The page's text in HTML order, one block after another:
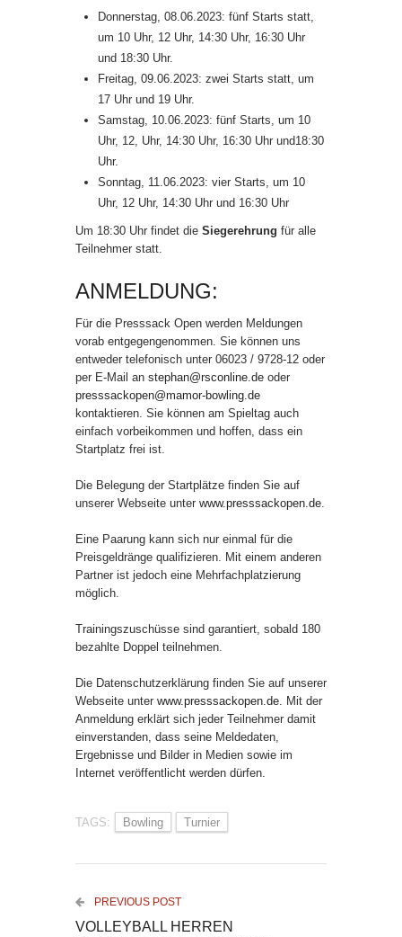
Donnerstag, 08.06.2023: fünf Starts statt,
um 10 Uhr, 12 Uhr, 14:30 Uhr, 16:30 Uhr
und 18:30 Uhr.
Freitag, 09.06.2023: zwei Starts statt, um
17 Uhr und 19 Uhr.
Samstag, 10.06.2023: fünf Starts, um 10
Uhr, 12, Uhr, 14:30 Uhr, 16:30 Uhr und18:30
Uhr.
Sonntag, 11.06.2023: vier Starts, um 10
Uhr, 12 Uhr, 14:30 Uhr und 16:30 Uhr
Um 18:30 Uhr findet die Siegerehrung für alle
Teilnehmer statt.
ANMELDUNG:
Für die Presssack Open werden Meldungen
vorab entgegengenommen. Sie können uns
entweder telefonisch unter 06023 / 9728-12 oder
per E-Mail an stephan@rsconline.de oder
presssackopen@mamor-bowling.de
kontaktieren. Sie können am Spieltag auch
einfach vorbeikommen und hoffen, dass ein
Startplatz frei ist.
Die Belegung der Startplätze finden Sie auf
unserer Webseite unter www.presssackopen.de
Eine Paarung kann sich nur einmal für die
Preisgeldränge qualifizieren. Mit einem anderen
Partner ist jedoch eine Mehrfachplatzierung
möglich.
Trainingszuschüsse sind garantiert, sobald 180
bezahlte Doppel teilnehmen.
Die Datenschutzerklärung finden Sie auf unserer
Webseite unter www.presssackopen.de. Mit der
Anmeldung erklärt sich jeder Teilnehmer damit
einverstanden, dass seine Meldedaten,
Ergebnisse und Bilder in Medien sowie im
Internet veröffentlicht werden dürfen.
TAGS: Bowling Turnier
PREVIOUS POST
VOLLEYBALL HERREN